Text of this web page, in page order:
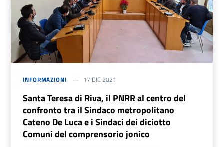
INFORMAZIONI 17 DIC 2021
Santa Teresa di Riva, il PNRR al centro del
confronto tra il Sindaco metropolitano
Cateno De Luca e i Sindaci dei diciotto
Comuni del comprensorio jonico